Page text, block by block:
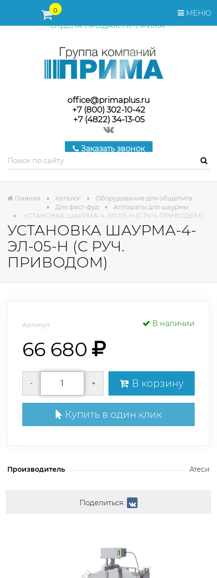
МЕНЮ
0
ПЕРЕД ОФОРМЛЕНИЕМ ЗАКАЗА, СТОИМОСТЬ И СРОКИ
ПОСТАВКИ ТОВАРА УТОЧНЯЙТЕ У МЕНЕДЖЕРОВ
ОТДЕЛА ПРОДАЖ ГК "ПРИМА"
office@primaplus.ru
+7 (800) 302-10-42
+7 (4822) 34-13-05
Заказать звонок
Главная Каталог
Оборудование для общепита
Для фаст-фуд
Аппараты для шаурмы
УСТАНОВКА ШАУРМА-4-ЭЛ-05-Н (С РУЧ. ПРИВОДОМ)
УСТАНОВКА ШАУРМА-4-
ЭЛ-05-Н (С РУЧ.
ПРИВОДОМ)
Артикул: В наличии
66 680
- + В корзину
Купить в один клик
Производитель Атеси
Поделиться: